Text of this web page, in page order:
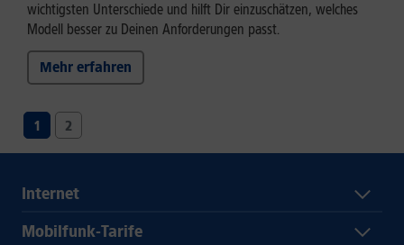
wichtigsten Unterschiede und hilft Dir einzuschätzen, welches
Modell besser zu Deinen Anforderungen passt.
Mehr erfahren
1 2
Internet
Mobilfunk-Tarife